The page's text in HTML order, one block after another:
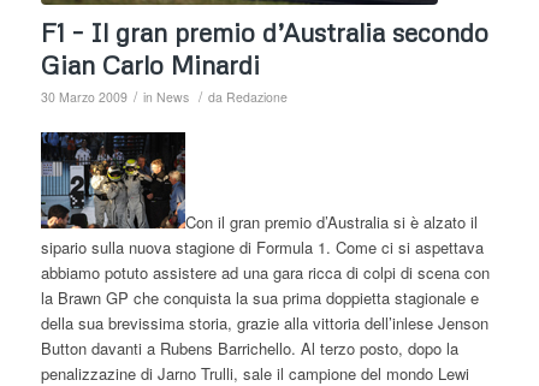
F1 – Il gran premio d’Australia secondo
Gian Carlo Minardi
30 Marzo 2009 / in News / da Redazione
Con il gran premio d’Australia si è alzato il
sipario sulla nuova stagione di Formula 1. Come ci si aspettava
abbiamo potuto assistere ad una gara ricca di colpi di scena con
la Brawn GP che conquista la sua prima doppietta stagionale e
della sua brevissima storia, grazie alla vittoria dell’inlese Jenson
Button davanti a Rubens Barrichello. Al terzo posto, dopo la
penalizzazine di Jarno Trulli, sale il campione del mondo Lewi